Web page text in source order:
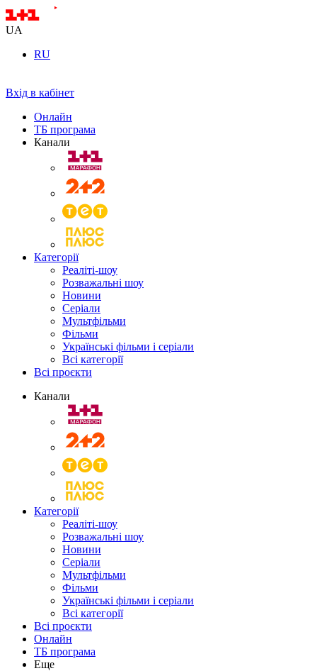
UA
RU
Вхід в кабінет
Онлайн
ТБ програма
Канали
Категорії
Реаліті-шоу
Розважальні шоу
Новини
Серіали
Мультфільми
Фільми
Українські фільми і серіали
Всі категорії
Всі проєкти
Канали
Категорії
Реаліті-шоу
Розважальні шоу
Новини
Серіали
Мультфільми
Фільми
Українські фільми і серіали
Всі категорії
Всі проєкти
Онлайн
ТБ програма
Еще